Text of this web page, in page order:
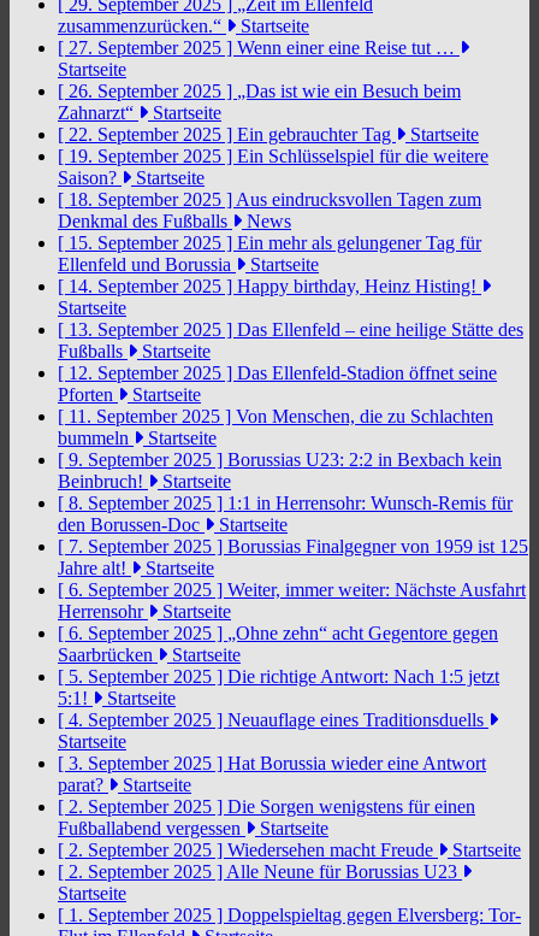
[ 29. September 2025 ] „Zeit im Ellenfeld
zusammenzurücken.“
Startseite
[ 27. September 2025 ] Wenn einer eine Reise tut …
Startseite
[ 26. September 2025 ] „Das ist wie ein Besuch beim
Zahnarzt“
Startseite
[ 22. September 2025 ] Ein gebrauchter Tag
Startseite
[ 19. September 2025 ] Ein Schlüsselspiel für die weitere
Saison?
Startseite
[ 18. September 2025 ] Aus eindrucksvollen Tagen zum
Denkmal des Fußballs
News
[ 15. September 2025 ] Ein mehr als gelungener Tag für
Ellenfeld und Borussia
Startseite
[ 14. September 2025 ] Happy birthday, Heinz Histing!
Startseite
[ 13. September 2025 ] Das Ellenfeld – eine heilige Stätte des
Fußballs
Startseite
[ 12. September 2025 ] Das Ellenfeld-Stadion öffnet seine
Pforten
Startseite
[ 11. September 2025 ] Von Menschen, die zu Schlachten
bummeln
Startseite
[ 9. September 2025 ] Borussias U23: 2:2 in Bexbach kein
Beinbruch!
Startseite
[ 8. September 2025 ] 1:1 in Herrensohr: Wunsch-Remis für
den Borussen-Doc
Startseite
[ 7. September 2025 ] Borussias Finalgegner von 1959 ist 125
Jahre alt!
Startseite
[ 6. September 2025 ] Weiter, immer weiter: Nächste Ausfahrt
Herrensohr
Startseite
[ 6. September 2025 ] „Ohne zehn“ acht Gegentore gegen
Saarbrücken
Startseite
[ 5. September 2025 ] Die richtige Antwort: Nach 1:5 jetzt
5:1!
Startseite
[ 4. September 2025 ] Neuauflage eines Traditionsduells
Startseite
[ 3. September 2025 ] Hat Borussia wieder eine Antwort
parat?
Startseite
[ 2. September 2025 ] Die Sorgen wenigstens für einen
Fußballabend vergessen
Startseite
[ 2. September 2025 ] Wiedersehen macht Freude
Startseite
[ 2. September 2025 ] Alle Neune für Borussias U23
Startseite
[ 1. September 2025 ] Doppelspieltag gegen Elversberg: Tor-